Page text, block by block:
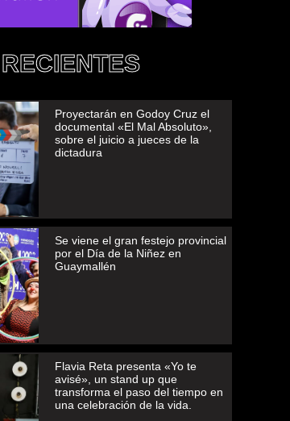
RECIENTES
Proyectarán en Godoy Cruz el
documental «El Mal Absoluto»,
sobre el juicio a jueces de la
dictadura
Se viene el gran festejo provincial
por el Día de la Niñez en
Guaymallén
Flavia Reta presenta «Yo te
avisé», un stand up que
transforma el paso del tiempo en
una celebración de la vida.